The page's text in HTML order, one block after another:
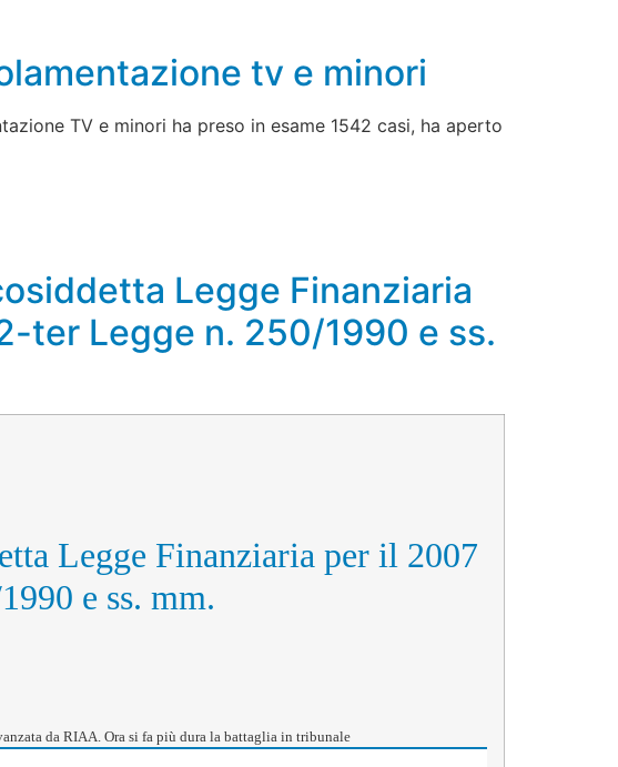
tv e minori
TV e minori ha preso in esame 1542 casi, ha aperto
Legge Finanziaria
ter Legge n. 250/1990 e ss.
Legge Finanziaria per il 2007
e ss. mm.
da RIAA. Ora si fa più dura la battaglia in tribunale